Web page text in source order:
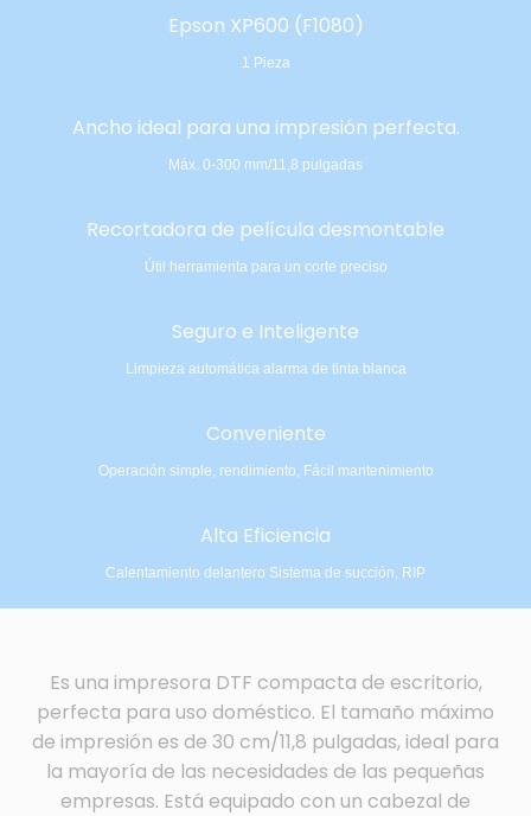
Epson XP600 (F1080)
1 Pieza
Ancho ideal para una impresión perfecta.
Máx. 0-300 mm/11,8 pulgadas
Recortadora de película desmontable
Útil herramienta para un corte preciso
Seguro e Inteligente
Limpieza automática alarma de tinta blanca
Conveniente
Operación simple, rendimiento, Fácil mantenimiento
Alta Eficiencia
Calentamiento delantero Sistema de succión, RIP
Es una impresora DTF compacta de escritorio,
perfecta para uso doméstico. El tamaño máximo
de impresión es de 30 cm/11,8 pulgadas, ideal para
la mayoría de las necesidades de las pequeñas
empresas. Está equipado con un cabezal de